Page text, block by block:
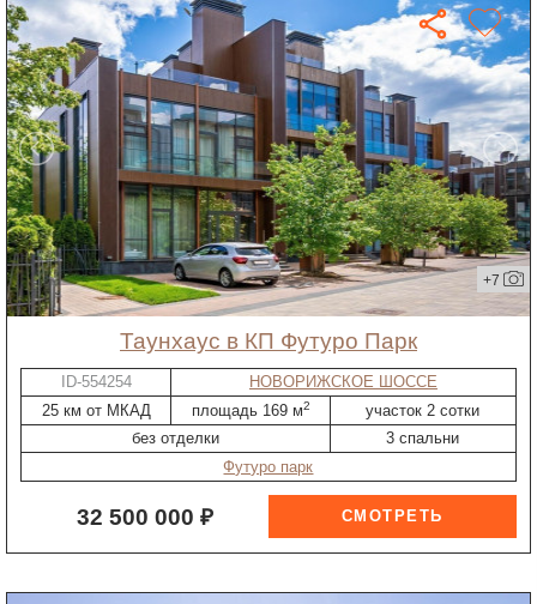
+7
таунхаус в КП Футуро Парк
ID-554254
НОВОРИЖСКОЕ ШОССЕ
25 км от МКАД
площадь 169 м2
участок 2 сотки
без отделки
3 спальни
Футуро парк
32 500 000 ₽